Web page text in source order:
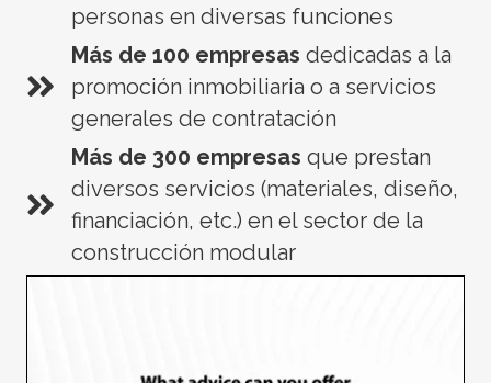
personas en diversas funciones
Más de 100 empresas dedicadas a la
promoción inmobiliaria o a servicios
generales de contratación
Más de 300 empresas que prestan
diversos servicios (materiales, diseño,
financiación, etc.) en el sector de la
construcción modular